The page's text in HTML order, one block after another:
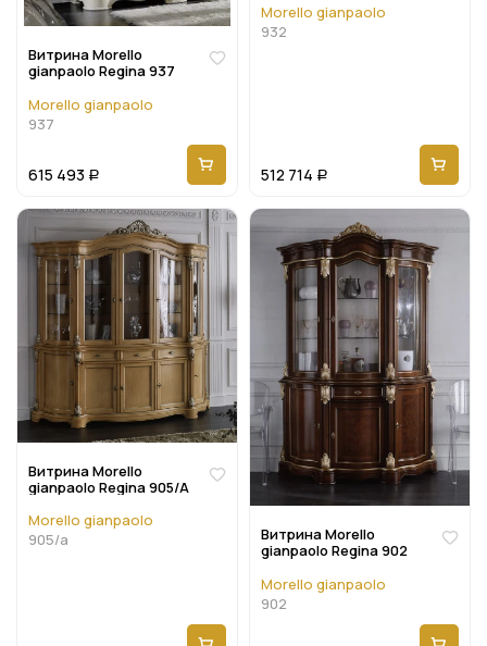
Витрина Morello
gianpaolo Regina 937
Morello gianpaolo
937
615 493 Р
Morello gianpaolo
932
512 714 Р
Витрина Morello
gianpaolo Regina 905/A
Morello gianpaolo
905/a
Витрина Morello
gianpaolo Regina 902
Morello gianpaolo
902